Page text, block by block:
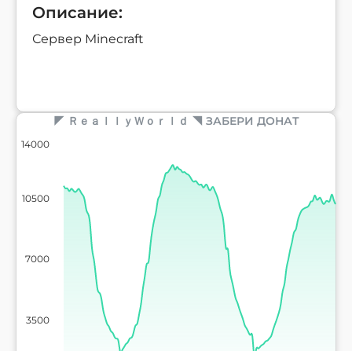
Описание:
Сервер Minecraft
◤ ＲｅａｌｌｙＷｏｒｌｄ ◥ ЗАБЕРИ ДОНАТ
3500
7000
10500
14000